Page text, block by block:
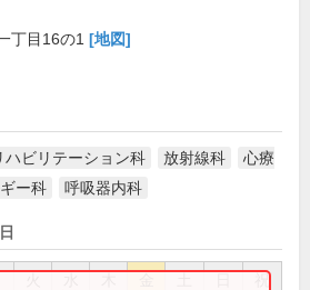
丁目16の1 [地図]
ハビリテーション科 放射線科
心療
ー科 呼吸器内科
祝